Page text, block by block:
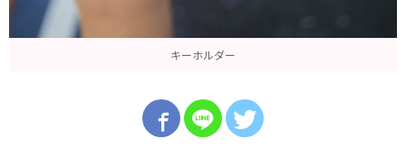
キーホルダー